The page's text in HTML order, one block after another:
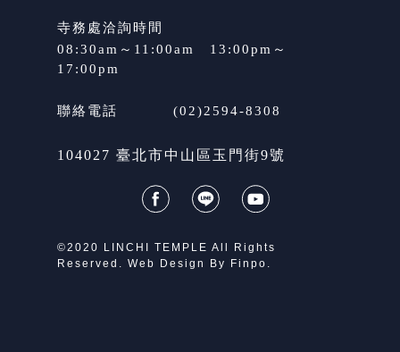
寺務處洽詢時間
08:30am～11:00am　13:00pm～
17:00pm
聯絡電話 (02)2594-8308
104027 臺北市中山區玉門街9號
©2020 LINCHI TEMPLE All Rights
Reserved. Web Design By Finpo.